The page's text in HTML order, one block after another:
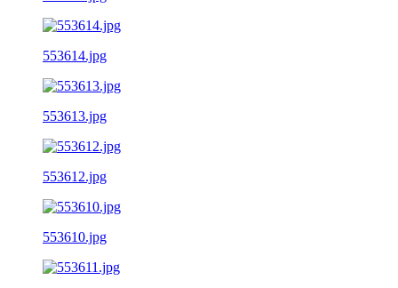
553614.jpg
553613.jpg
553612.jpg
553610.jpg